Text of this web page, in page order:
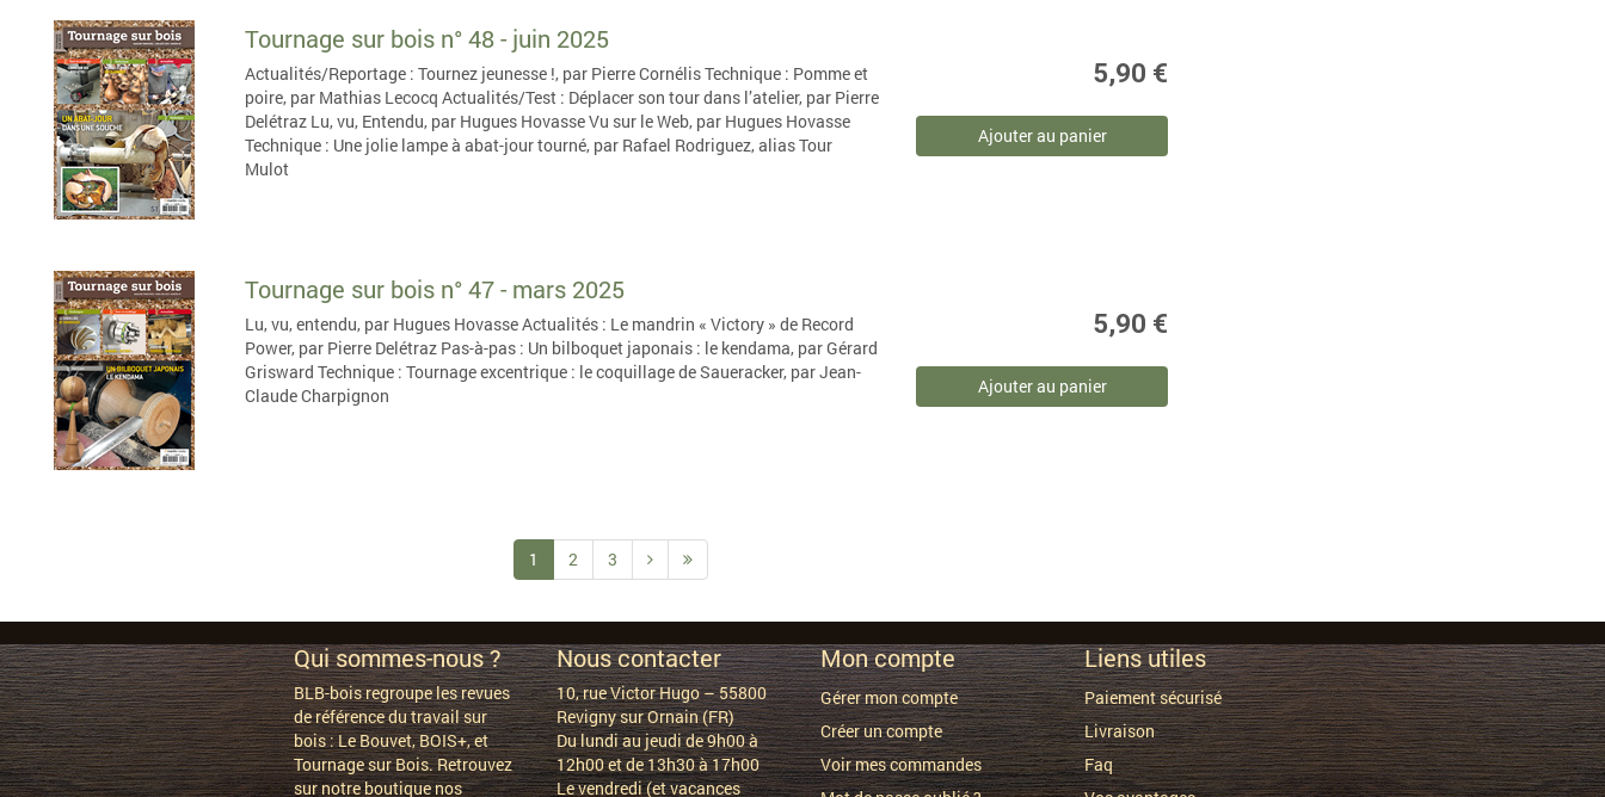
Tournage sur bois n° 48 - juin 2025
Actualités/Reportage : Tournez jeunesse !, par Pierre Cornélis Technique : Pomme et
poire, par Mathias Lecocq Actualités/Test : Déplacer son tour dans l’atelier, par Pierre
Delétraz Lu, vu, Entendu, par Hugues Hovasse Vu sur le Web, par Hugues Hovasse
Technique : Une jolie lampe à abat-jour tourné, par Rafael Rodriguez, alias Tour
Mulot
5,90 €
Ajouter au panier
Tournage sur bois n° 47 - mars 2025
Lu, vu, entendu, par Hugues Hovasse Actualités : Le mandrin « Victory » de Record
Power, par Pierre Delétraz Pas-à-pas : Un bilboquet japonais : le kendama, par Gérard
Grisward Technique : Tournage excentrique : le coquillage de Saueracker, par Jean-
Claude Charpignon
5,90 €
Ajouter au panier
1 2 3
Qui sommes-nous ?
BLB-bois regroupe les revues
de référence du travail sur
bois :Le Bouvet, BOIS+, et
Tournage sur Bois. Retrouvez
sur notre boutique nos
Nous contacter
10, rue Victor Hugo – 55800
Revigny sur Ornain (FR)
Du lundi au jeudi de 9h00 à
12h00 et de 13h30 à 17h00
Le vendredi (et vacances
Mon compte
Gérer mon compte
Créer un compte
Voir mes commandes
Liens utiles
Paiement sécurisé
Livraison
Faq